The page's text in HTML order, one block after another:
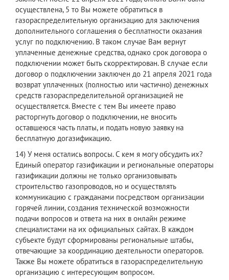
осуществлена, 5 то Вы можете обратиться в
газораспределительную организацию для заключения
дополнительного соглашения о бесплатности оказания
услуг по подключению. В таком случае Вам вернут
уплаченные денежные средства, однако срок договора о
подключении может быть скорректирован. В случае если
договор о подключении заключен до 21 апреля 2021 года
возврат уплаченных (полностью или частично) денежных
средств газораспределительной организацией не
осуществляется. Вместе с тем Вы имеете право
расторгнуть договор о подключении, не вносить
оставшеюся часть платы, и подать новую заявку на
бесплатную догазификацию.
14) У меня остались вопросы. С кем я могу обсудить их?
Единый оператор газификации и региональные операторы
газификации должны не только организовывать
строительство газопроводов, но и осуществлять
коммуникацию с гражданами посредством организации
горячей линии, создания технической возможности
подачи вопросов и ответа на них в онлайн режиме
специалистами на их официальных сайтах. В каждом
субъекте будут сформированы региональные штабы,
отвечающие за координацию деятельности операторов.
Также Вы можете обратиться в газораспределительную
организацию с интересующим вопросом.